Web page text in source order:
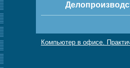
Компьютер в офисе.